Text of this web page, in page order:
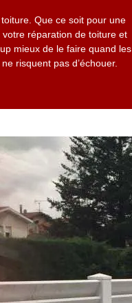
Que ce soit pour une
réparation de toiture et
mieux de le faire quand les
risquent pas d’échouer.